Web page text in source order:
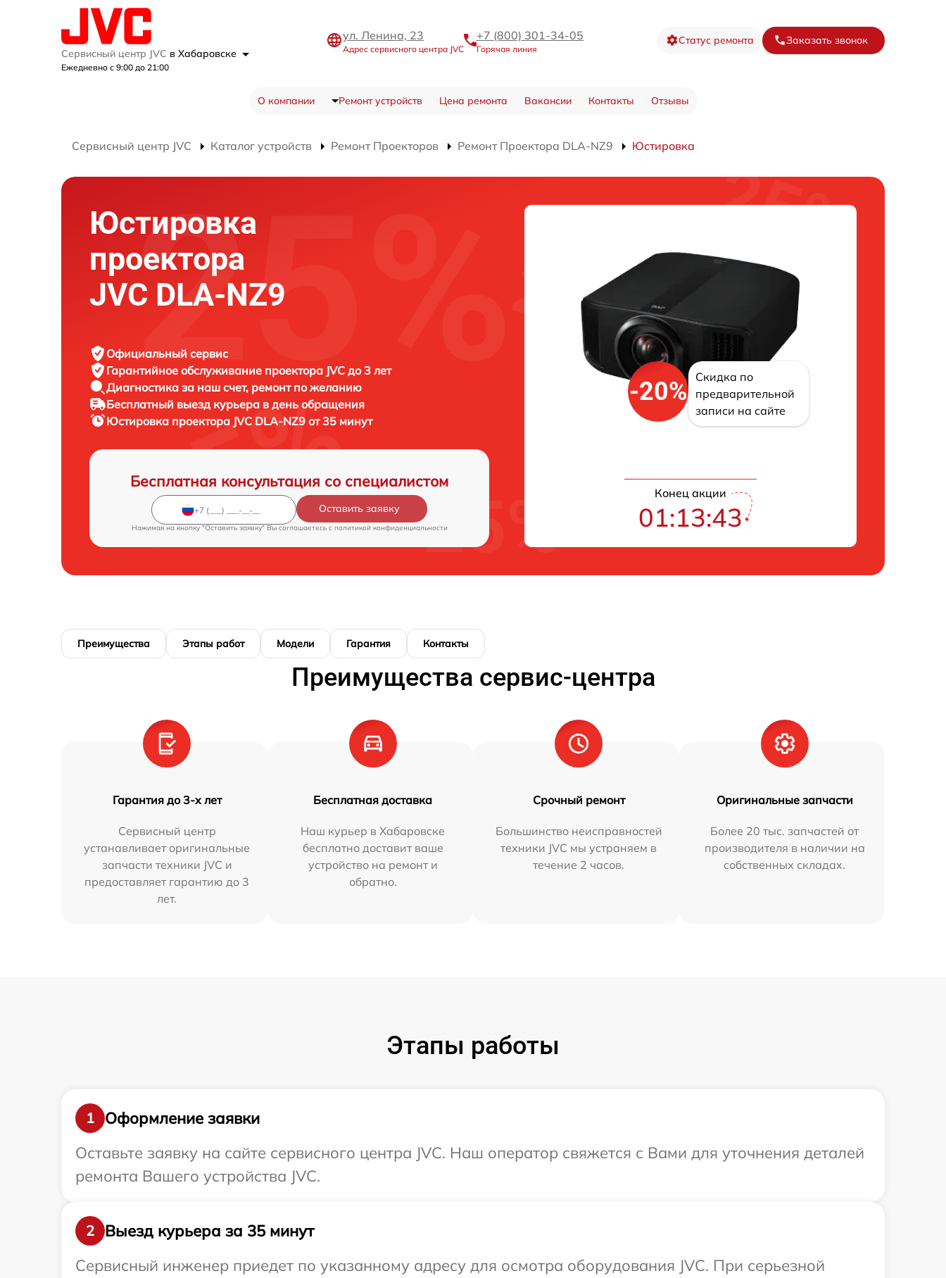
Сервисный центр JVC в Хабаровске
Ежедневно с 9:00 до 21:00
ул. Ленина, 23
Адрес сервисного центра JVC
+7 (800) 301-34-05
Горячая линия
Статус ремонта Заказать звонок
О компании Ремонт устройств Цена ремонта Вакансии Контакты Отзывы
Сервисный центр JVC Каталог устройств Ремонт Проекторов Ремонт Проектора DLA-NZ9 Юстировка
Юстировка
проектора
JVC DLA-NZ9
Официальный сервис
Гарантийное обслуживание проектора JVC до 3 лет
Диагностика за наш счет, ремонт по желанию
Бесплатный выезд курьера в день обращения
Юстировка проектора JVC DLA-NZ9 от 35 минут
Бесплатная консультация со специалистом
Оставить заявку
Нажимая на кнопку "Оставить заявку" Вы соглашаетесь c политикой конфиденциальности
-20%
Скидка по
предварительной
записи на сайте
Конец акции
01:13:42
Преимущества Этапы работ Модели Гарантия Контакты
Преимущества сервис-центра
Гарантия до 3-х лет
Сервисный центр
устанавливает оригинальные
запчасти техники JVC и
предоставляет гарантию до 3
лет.
Бесплатная доставка
Наш курьер в Хабаровске
бесплатно доставит ваше
устройство на ремонт и
обратно.
Срочный ремонт
Большинство неисправностей
техники JVC мы устраняем в
течение 2 часов.
Оригинальные запчасти
Более 20 тыс. запчастей от
производителя в наличии на
собственных складах.
Этапы работы
1
Оформление заявки
Оставьте заявку на сайте сервисного центра JVC. Наш оператор свяжется с Вами для уточнения деталей
ремонта Вашего устройства JVC.
2
Выезд курьера за 35 минут
Сервисный инженер приедет по указанному адресу для осмотра оборудования JVC. При серьезной